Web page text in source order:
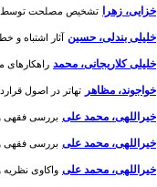
خزایی، زهرا تشخیص مصلحت توسط حاکم
خلیلی بندلی، حسین آثار اشتباه و خطا
خلیلی کلاریجانی، محمد راهکارهای
خواجوند، مظاهر تهاتر در اصول
خیراللهی، محمد علی بررسی فقهی و
خیراللهی، محمد علی بررسی فقهی و
خیراللهی، محمد علی واکاوی نظریه